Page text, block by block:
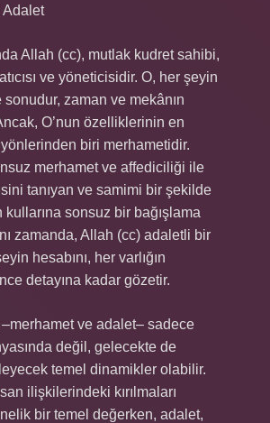
Adalet
Allah (cc), mutlak kudret sahibi,
ve yöneticisidir. O, her şeyin
sonudur, zaman ve mekânın
O’nun özelliklerinin en
biri merhametidir.
merhamet ve affediciliği ile
tanıyan ve samimi bir şekilde
kullarına sonsuz bir bağışlama
zamanda, Allah (cc) adaletli bir
hesabını, her varlığın
detayına kadar gözetir.
ve adalet– sadece
değil, gelecekte de
temel dinamikler olabilir.
ilişkilerindeki kırılmaları
bir temel değerken, adalet,